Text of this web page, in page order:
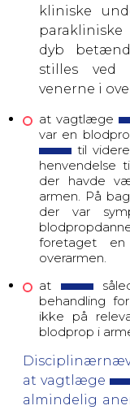
kliniske
dyb
stilles ved
venerne i
at vagtlæge
var en
til
henvendelse
der havde
armen. På
der var
foretaget en
overarmen.
at
behandling
ikke på
blodprop i
at vagtlæge
almindelig